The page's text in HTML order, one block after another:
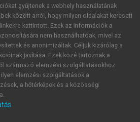
gyűjtenek a webhely használatának
között arról, hogy milyen oldalakat keresett
kattintott. Ezek az információk a
nem használhatóak, mivel az
és anonimizáltak. Céljuk kizárólag a
javítása. Ezek közé tartoznak a
származó elemzési szolgáltatásokhoz
elemzési szolgáltatások a
a hőtérképek és a közösségi